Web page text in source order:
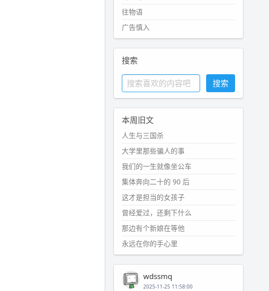
往物语
广告慎入
搜索
本周旧文
人生与三国杀
大学里那些骗人的事
我们的一生就像坐公车
集体奔向二十的 90 后
这才是担当的女孩子
曾经爱过，还剩下什么
那边有个新娘在等他
永远在你的手心里
wdssmq
2025-11-25 11:58:00